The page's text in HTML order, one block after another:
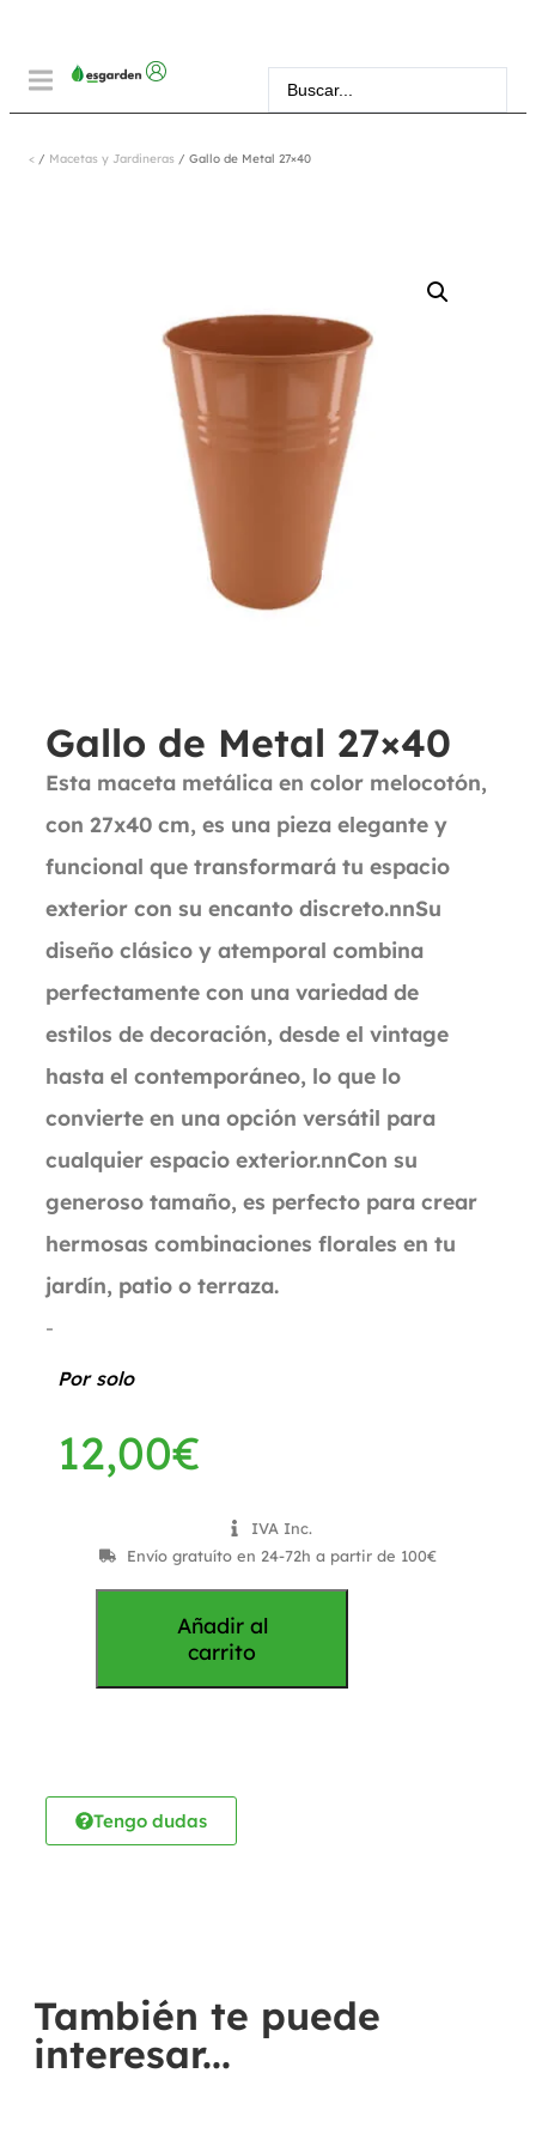
< / Macetas y Jardineras / Gallo de Metal 27×40
Gallo de Metal 27×40
Esta maceta metálica en color melocotón,
con 27x40 cm, es una pieza elegante y
funcional que transformará tu espacio
exterior con su encanto discreto.nnSu
diseño clásico y atemporal combina
perfectamente con una variedad de
estilos de decoración, desde el vintage
hasta el contemporáneo, lo que lo
convierte en una opción versátil para
cualquier espacio exterior.nnCon su
generoso tamaño, es perfecto para crear
hermosas combinaciones florales en tu
jardín, patio o terraza.
-
Por solo
12,00€
IVA Inc.
Envío gratuíto en 24-72h a partir de 100€
Añadir al
carrito
Tengo dudas
También te puede
interesar...